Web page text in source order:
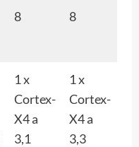
8 8
1 x
Cortex-
X4 a
3,1
1 x
Cortex-
X4 a
3,3